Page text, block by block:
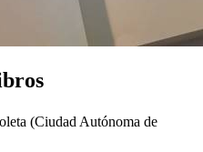
(Ciudad Autónoma de